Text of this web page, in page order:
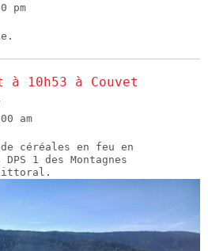
pm
10h53 à Couvet
am
céréales en feu en
1 des Montagnes